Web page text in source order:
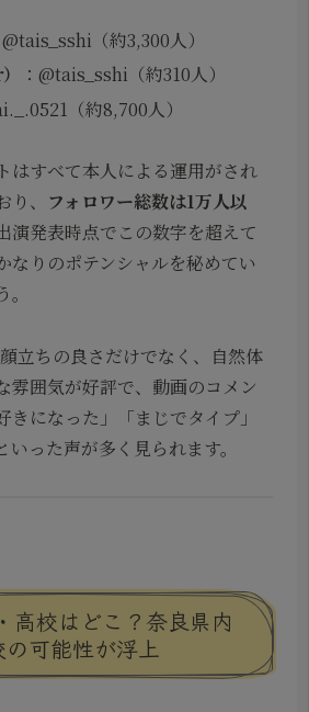
@tais_sshi（約3,300人）
：@tais_sshi（約310人）
（約8,700人）
はすべて本人による運用がされ
、 フォロワー総数は1万人以
演発表時点でこの数字を超えて
なりのポテンシャルを秘めてい
立ちの良さだけでなく、自然体
雰囲気が好評で、動画のコメン
きになった」「まじでタイプ」
いった声が多く見られます。
校はどこ？奈良県内
可能性が浮上